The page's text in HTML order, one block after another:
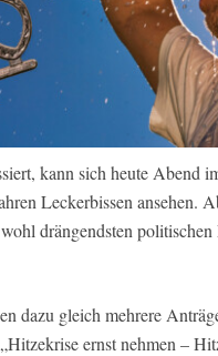
kann sich heute Abend
Leckerbissen ansehen.
drängendsten
dazu gleich mehrere
ernst nehmen –